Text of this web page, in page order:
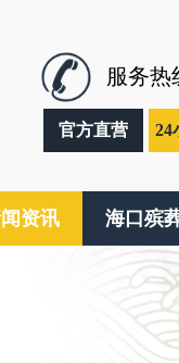
服务热
官方直营 24
资讯 海口殡